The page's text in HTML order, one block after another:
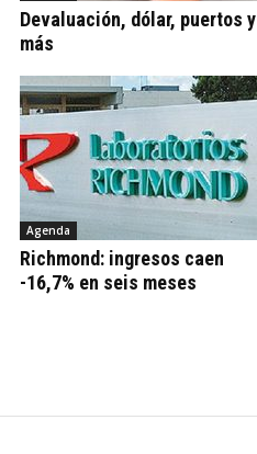
Devaluación, dólar, puertos y
más
Agenda
Richmond: ingresos caen
-16,7% en seis meses